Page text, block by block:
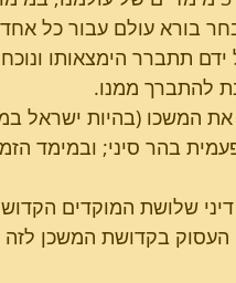
בורא עולם עבור כל
תתברר הימצאותו
להתברך ממנו.
המשכו (בהיות ישראל
בהר סיני; ובמימד
שלושת המוקדים
בקדושת המשכן